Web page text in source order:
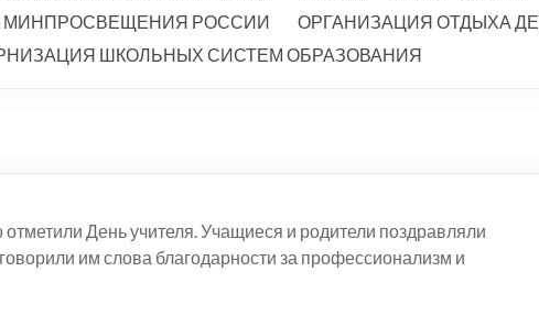
МИНПРОСВЕЩЕНИЯ РОССИИ ОРГАНИЗАЦИЯ ОТДЫХА
ШКОЛЬНЫХ СИСТЕМ ОБРАЗОВАНИЯ
День учителя. Учащиеся и родители поздравляли
им слова благодарности за профессионализм и